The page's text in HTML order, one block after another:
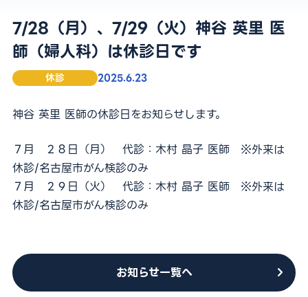
健康診断
再生医療
アクセス・院内MAP
外来担当医表
お問い合わせ
7/28（月）、7/29（火）神谷 英里 医
師（婦人科）は休診日です
休診 2025.6.23
神谷 英里 医師の休診日をお知らせします。
７月 ２８日（月） 代診：木村 晶子 医師 ※外来は
休診/名古屋市がん検診のみ
７月 ２９日（火） 代診：木村 晶子 医師 ※外来は
休診/名古屋市がん検診のみ
お知らせ一覧へ